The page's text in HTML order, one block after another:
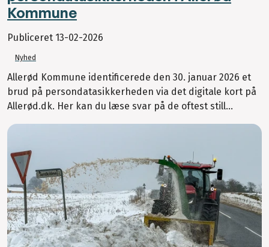
Kommune
Publiceret 13-02-2026
Nyhed
Allerød Kommune identificerede den 30. januar 2026 et
brud på persondatasikkerheden via det digitale kort på
Allerød.dk. Her kan du læse svar på de oftest still...